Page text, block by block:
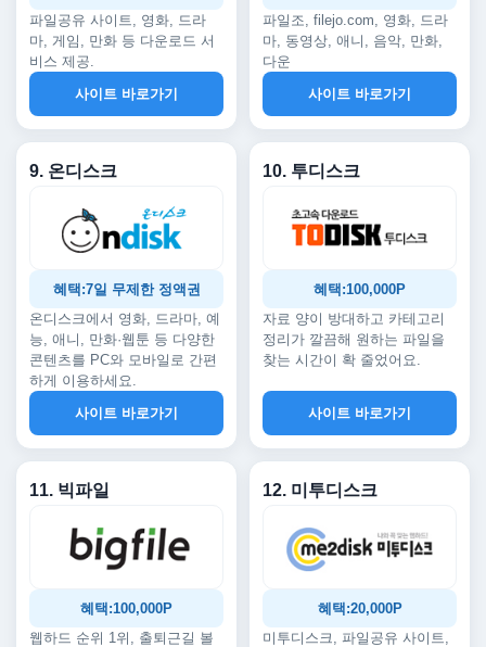
파일공유 사이트, 영화, 드라
마, 게임, 만화 등 다운로드 서
비스 제공.
사이트 바로가기
파일조, filejo.com, 영화, 드라
마, 동영상, 애니, 음악, 만화,
다운
사이트 바로가기
9. 온디스크
혜택:7일 무제한 정액권
온디스크에서 영화, 드라마, 예
능, 애니, 만화·웹툰 등 다양한
콘텐츠를 PC와 모바일로 간편
하게 이용하세요.
사이트 바로가기
10. 투디스크
혜택:100,000P
자료 양이 방대하고 카테고리
정리가 깔끔해 원하는 파일을
찾는 시간이 확 줄었어요.
사이트 바로가기
11. 빅파일
혜택:100,000P
웹하드 순위 1위, 출퇴근길 볼
12. 미투디스크
혜택:20,000P
미투디스크, 파일공유 사이트,